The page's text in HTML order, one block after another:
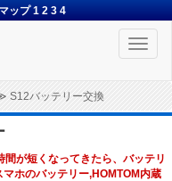
ップ 1 2 3 4
Toggle
S12バッテリー交換
が短くなってきたら、バッテリ
ホのバッテリー,HOMTOM内蔵